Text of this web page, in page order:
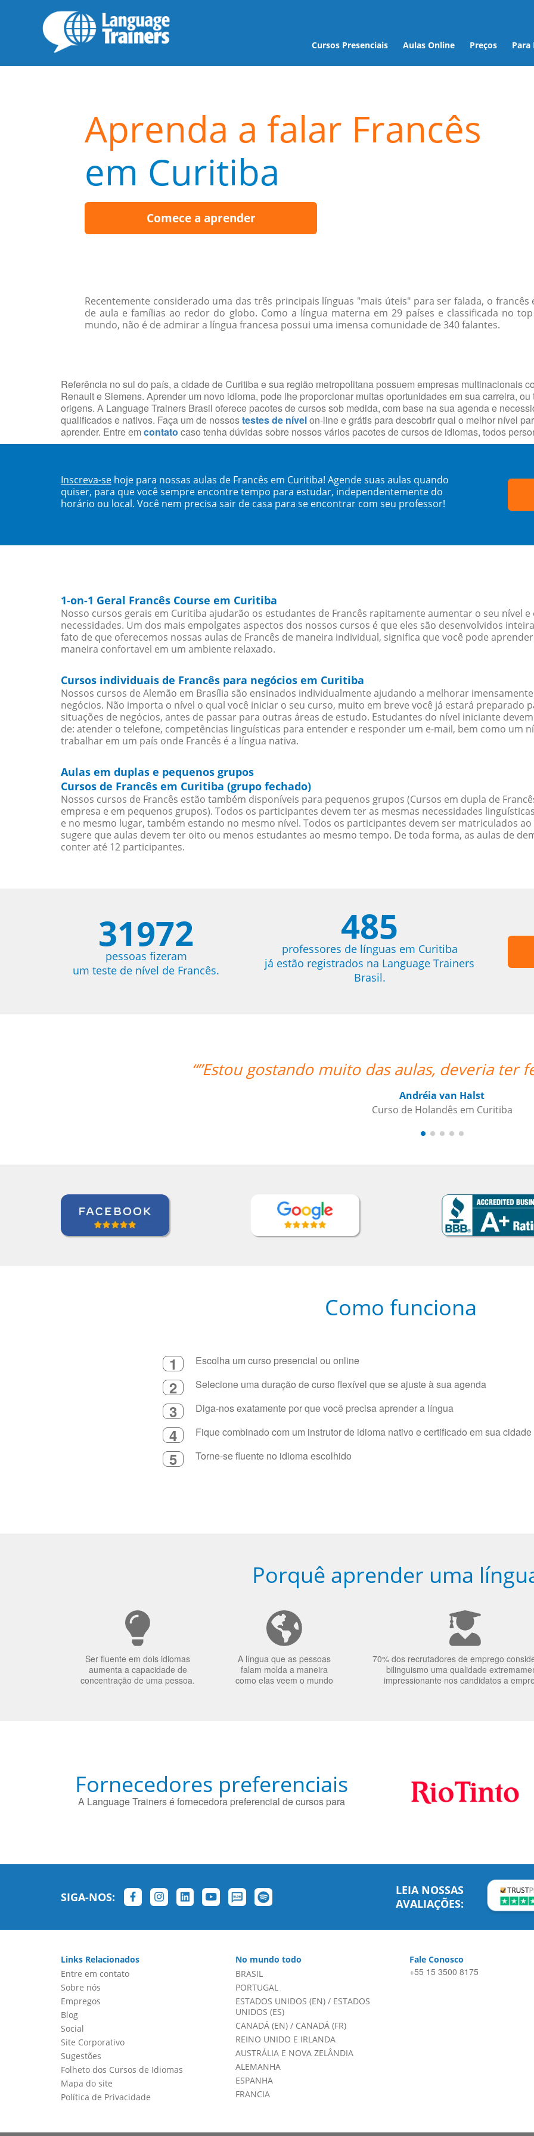
Cursos Presenciais Aulas Online Preços Para
Aprenda a falar Francês
em Curitiba
Comece a aprender
Recentemente considerado uma das três principais línguas "mais úteis" para ser falada, o
de aula e famílias ao redor do globo. Como a língua materna em 29 países e classificada no
mundo, não é de admirar a língua francesa possui uma imensa comunidade de 340 falantes.
Referência no sul do país, a cidade de Curitiba e sua região metropolitana possuem empresas multinacionais
Renault e Siemens. Aprender um novo idioma, pode lhe proporcionar muitas oportunidades em sua carreira,
origens. A Language Trainers Brasil oferece pacotes de cursos sob medida, com base na sua agenda e
qualificados e nativos. Faça um de nossostestes de nívelon-line e grátis para descobrir qual o melhor nível
aprender. Entre em contato caso tenha dúvidas sobre nossos vários pacotes de cursos de idiomas, todos
Inscreva-se hoje para nossas aulas de Francês em Curitiba! Agende suas aulas quando
quiser, para que você sempre encontre tempo para estudar, independentemente do
horário ou local. Você nem precisa sair de casa para se encontrar com seu professor!
1-on-1 Geral Francês Course em Curitiba
Nosso cursos gerais em Curitiba ajudarão os estudantes de Francês rapitamente aumentar o seu nível
necessidades. Um dos mais empolgates aspectos dos nossos cursos é que eles são desenvolvidos
fato de que oferecemos nossas aulas de Francês de maneira individual, significa que você pode
maneira confortavel em um ambiente relaxado.
Cursos individuais de Francês para negócios em Curitiba
Nossos cursos de Alemão em Brasília são ensinados individualmente ajudando a melhorar
negócios. Não importa o nível o qual você iniciar o seu curso, muito em breve você já estará preparado
situações de negócios, antes de passar para outras áreas de estudo. Estudantes do nível iniciante
de: atender o telefone, competências linguísticas para entender e responder um e-mail, bem como um
trabalhar em um país onde Francês é a língua nativa.
Aulas em duplas e pequenos grupos
Cursos de Francês em Curitiba (grupo fechado)
Nossos cursos de Francês estão também disponíveis para pequenos grupos (Cursos em dupla de
empresa e em pequenos grupos). Todos os participantes devem ter as mesmas necessidades
e no mesmo lugar, também estando no mesmo nível. Todos os participantes devem ser matriculados
sugere que aulas devem ter oito ou menos estudantes ao mesmo tempo. De toda forma, as aulas de
conter até 12 participantes.
31972
pessoas fizeram
um teste de nível de Francês.
485
professores de línguas em Curitiba
já estão registrados na Language Trainers
Brasil.
muito das aulas, deveria ter feito antes via online!!””
Como funciona
1 Escolha um curso presencial ou online
2 Selecione uma duração de curso flexível que se ajuste à sua agenda
3 Diga-nos exatamente por que você precisa aprender a língua
4 Fique combinado com um instrutor de idioma nativo e certificado em sua
5 Torne-se fluente no idioma escolhido
Porquê aprender uma
Ser fluente em dois idiomas
aumenta a capacidade de
concentração de uma pessoa.
A língua que as pessoas
falam molda a maneira
como elas veem o mundo
70% dos recrutadores de emprego
bilinguismo uma qualidade
impressionante nos candidatos a
Fornecedores preferenciais
A Language Trainers é fornecedora preferencial de cursos para
SIGA-NOS:
LEIA NOSSAS
AVALIAÇÕES:
Links Relacionados
Entre em contato
Sobre nós
Empregos
Blog
Social
Site Corporativo
Sugestões
Folheto dos Cursos de Idiomas
Mapa do site
Política de Privacidade
No mundo todo
BRASIL
PORTUGAL
ESTADOS UNIDOS (EN)/ ESTADOS
UNIDOS (ES)
CANADÁ (EN)/ CANADÁ (FR)
REINO UNIDO E IRLANDA
AUSTRÁLIA E NOVA ZELÂNDIA
ALEMANHA
ESPANHA
FRANCIA
Fale Conosco
+55 15 3500 8175